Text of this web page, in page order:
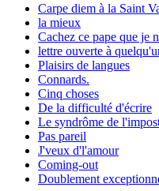
Carpe diem à la Saint
la mieux
Cachez ce pape que je
lettre ouverte à
Plaisirs de langues
Connards.
Cinq choses
De la difficulté d'écrire
Le syndrôme de
Pas pareil
J'veux d'l'amour
Coming-out
Doublement